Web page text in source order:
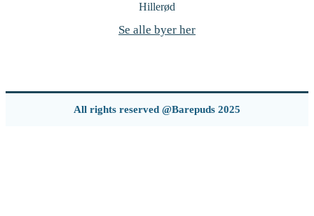
Hillerød
Se alle byer her
All rights reserved @Barepuds 2025